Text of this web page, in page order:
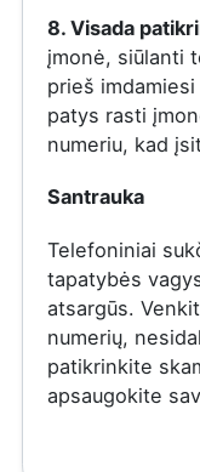
8. Visada
įmonė, siūlanti
prieš
patys rasti
numeriu, kad
Santrauka
Telefoniniai
tapatybės
atsargūs.
numerių,
patikrinkite
apsaugokite